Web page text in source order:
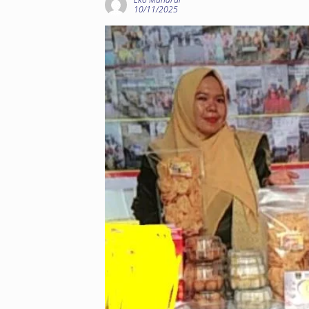
10/11/2025